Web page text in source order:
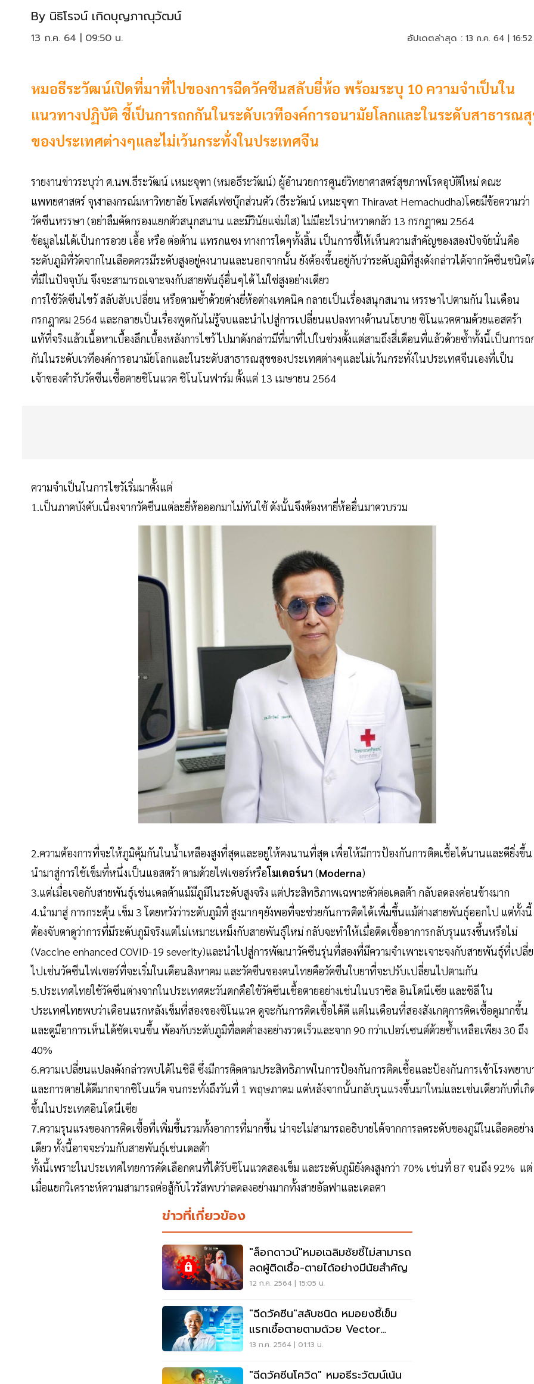
By นิธิโรจน์ เกิดบุญภาณุวัฒน์
13 ก.ค. 64 | 09:50 น. อัปเดตล่าสุด : 13 ก.ค. 64 |
หมอธีระวัฒน์เปิดที่มาที่ไปของการฉีดวัคซีนสลับยี่ห้อ พร้อมระบุ 10 ความจำเป็นใน
แนวทางปฏิบัติ ชี้เป็นการถกกันในระดับเวทีองค์การอนามัยโลกและในระดับสาธารณ
ของประเทศต่างๆและไม่เว้นกระทั่งในประเทศจีน
รายงานข่าวระบุว่า ศ.นพ.ธีระวัฒน์ เหมะจุฑา (หมอธีระวัฒน์) ผู้อำนวยการศูนย์วิทยาศาสตร์สุขภาพโรคอุบัติใหม่ คณะ
แพทยศาสตร์ จุฬาลงกรณ์มหาวิทยาลัย โพสต์เฟซบุ๊กส่วนตัว (ธีระวัฒน์ เหมะจุฑา Thiravat Hemachudha)โดยมีข้อความว่า
วัคซีนหรรษา (อย่าลืมคัดกรองแยกตัวสนุกสนาน และมีวินัยแจ่มใส) ไม่มีอะไรน่าหวาดกลัว 13 กรกฎาคม 2564
ข้อมูลไม่ได้เป็นการอวย เอื้อ หรือ ต่อต้าน แทรกแซง ทางการใดๆทั้งสิ้น เป็นการชี้ให้เห็นความสำคัญของสองปัจจัยนั่นคือ
ระดับภูมิที่วัดจากในเลือดควรมีระดับสูงอยู่คงนานและนอกจากนั้น ยังต้องขึ้นอยู่กับว่าระดับภูมิที่สูงดังกล่าวได้จากวัคซีนชนิดใ
ที่มีในปัจจุบัน จึงจะสามารถเจาะจงกับสายพันธุ์อื่นๆได้ ไม่ใช่สูงอย่างเดียว
การใช้วัคซีนไขว้ สลับสับเปลี่ยน หรือตามซ้ำด้วยต่างยี่ห้อต่างเทคนิค กลายเป็นเรื่องสนุกสนาน หรรษาไปตามกัน ในเดือน
กรกฎาคม 2564 และกลายเป็นเรื่องพูดกันไม่รู้จบและนำไปสู่การเปลี่ยนแปลงทางด้านนโยบาย ซิโนแวคตามด้วยแอสตร้า
แท้ที่จริงแล้วเนื้อหาเบื้องลึกเบื้องหลังการไขว้ ไปมาดังกล่าวมีที่มาที่ไปในช่วงตั้งแต่สามถึงสี่เดือนที่แล้วด้วยซ้ำทั้งนี้เป็นการถ
กันในระดับเวทีองค์การอนามัยโลกและในระดับสาธารณสุขของประเทศต่างๆและไม่เว้นกระทั่งในประเทศจีนเองที่เป็น
เจ้าของตำรับวัคซีนเชื้อตายชิโนแวค ชิโนโนฟาร์ม ตั้งแต่ 13 เมษายน 2564
ความจำเป็นในการไขวัเริ่มมาตั้งแต่
1.เป็นภาคบังคับเนื่องจากวัคซีนแต่ละยี่ห้อออกมาไม่ทันใช้ ดังนั้นจึงต้องหายี่ห้ออื่นมาควบรวม
2.ความต้องการที่จะให้ภูมิคุ้มกันในน้ำเหลืองสูงที่สุดและอยู่ให้คงนานที่สุด เพื่อให้มีการป้องกันการติดเชื้อได้นานและดียิ่งขึ้น
นำมาสู่การใช้เข็มที่หนึ่งเป็นแอสตร้า ตามด้วยไฟเซอร์หรือโมเดอร์นา (Moderna)
3.แต่เมื่อเจอกับสายพันธุ์เช่นเดลต้าแม้มีภูมิในระดับสูงจริง แต่ประสิทธิภาพเฉพาะตัวต่อเดลต้า กลับลดลงค่อนข้างมาก
4.นำมาสู่ การกระตุ้น เข็ม 3 โดยหวังว่าระดับภูมิที่ สูงมากๆยังพอที่จะช่วยกันการติดได้เพื่มขึ้นแม้ต่างสายพันธุ์ออกไป แต่ทั้งนี้
ต้องจับตาดูว่าการที่มีระดับภูมิจริงแต่ไม่เหมาะเหม็งกับสายพันธุ์ใหม่ กลับจะทำให้เมื่อติดเชื้ออาการกลับรุนแรงขึ้นหรือไม่
(Vaccine enhanced COVID-19 severity)และนำไปสู่การพัฒนาวัคซีนรุ่นที่สองที่มีความจำเพาะเจาะจงกับสายพันธุ์ที่เปลี่
ไปเช่นวัคซีนไฟเซอร์ที่จะเริ่มในเดือนสิงหาคม และวัคซีนของคนไทยคือวัคซีนใบยาที่จะปรับเปลี่ยนไปตามกัน
5.ประเทศไทยใช้วัคซีนต่างจากในประเทศตะวันตกคือใช้วัคซีนเชื้อตายอย่างเช่นในบราซิล อินโดนีเซีย และชิลี ใน
ประเทศไทยพบว่าเดือนแรกหลังเข็มที่สองของชิโนแวค ดูจะกันการติดเชื้อได้ดี แต่ในเดือนที่สองสังเกตุการติดเชื้อดูมากขึ้น
และดูมีอาการเห็นได้ชัดเจนขึ้น พ้องกับระดับภูมิที่ลดต่ำลงอย่างรวดเร็วและจาก 90 กว่าเปอร์เซนต์ด้วยซ้ำเหลือเพียง 30 ถึง
40%
6.ความเปลี่ยนแปลงดังกล่าวพบได้ในชิลี ซึ่งมีการติดตามประสิทธิภาพในการป้องกันการติดเชื้อและป้องกันการเข้าโรงพยาบ
และการตายได้ดีมากจากชิโนแว็ค จนกระทั่งถึงวันที่ 1 พฤษภาคม แต่หลังจากนั้นกลับรุนแรงขึ้นมาใหม่และเช่นเดียวกับที่เกิ
ขึ้นในประเทศอินโดนีเซีย
7.ความรุนแรงของการติดเชื้อที่เพิ่มขึ้นรวมทั้งอาการที่มากขึ้น น่าจะไม่สามารถอธิบายได้จากการลดระดับของภูมิในเลือดอย่าง
เดียว ทั้งนี้อาจจะร่วมกับสายพันธุ์เช่นเดลต้า
ทั้งนี้เพราะในประเทศไทยการคัดเลือกคนที่ได้รับซิโนแวคสองเข็ม และระดับภูมิยังคงสูงกว่า 70% เช่นที่ 87 จนถึง 92% แต่
เมื่อแยกวิเคราะห์ความสามารถต่อสู้กับไวรัสพบว่าลดลงอย่างมากทั้งสายอัลฟาและเดลตา
ข่าวที่เกี่ยวข้อง
"ล็อกดาวน์"หมอเฉลิมชัยชี้ไม่สามารถ
ลดผู้ติดเชื้อ-ตายได้อย่างมีนัยสำคัญ
12 ก.ค. 2564 | 15:05 น.
"ฉีดวัคซีน"สลับชนิด หมอยงชี้เข็ม
แรกเชื้อตายตามด้วย Vector
กระตุ้นภูมิดี
13 ก.ค. 2564 | 01:13 น.
"ฉีดวัคซีนโควิด" หมอธีระวัฒน์เน้น